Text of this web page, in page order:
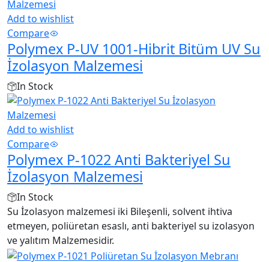
Add to wishlist
Compare
Polymex P-UV 1001-Hibrit Bitüm UV Su
İzolasyon Malzemesi
In Stock
Add to wishlist
Compare
Polymex P-1022 Anti Bakteriyel Su
İzolasyon Malzemesi
In Stock
Su İzolasyon malzemesi iki Bileşenli, solvent ihtiva
etmeyen, poliüretan esaslı, anti bakteriyel su izolasyon
ve yalıtım Malzemesidir.